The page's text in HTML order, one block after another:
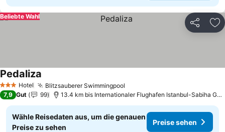
Teilen
Beliebte Wahl
3 SterneHotel Blitzsauberer Swimmingpool
Pedaliza
7,9 Gut 99 13.4 km bis Internationaler Flughafen Istanbul-Sabiha
Wähle Reisedaten aus, um die genauen
Preise zu sehen
Preise sehen